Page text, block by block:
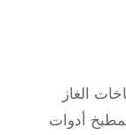
الغاز
المطبخ أدوات